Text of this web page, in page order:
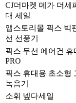
CJ더마켓 메가 더세
대 세일
앱스토리몰 픽스 빅
선 선풍기
픽스 무선 에어건 휴
PRO
픽스 휴대용 초소형
녹음기
소휘 넾다세일